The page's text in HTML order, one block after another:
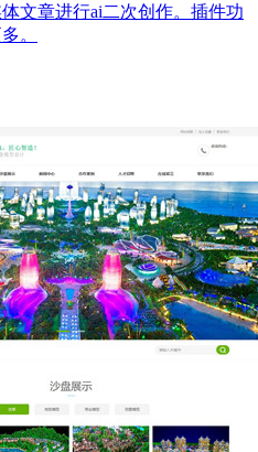
文章进行ai二次创作。插件功
。